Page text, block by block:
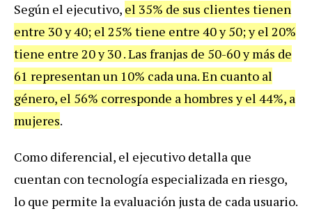
Según el ejecutivo, el 35% de sus clientes tienen
entre 30 y 40; el 25% tiene entre 40 y 50; y el 20%
tiene entre 20 y 30 . Las franjas de 50-60 y más de
61 representan un 10% cada una. En cuanto al
género, el 56% corresponde a hombres y el 44%, a
mujeres.
Como diferencial, el ejecutivo detalla que
cuentan con tecnología especializada en riesgo,
lo que permite la evaluación justa de cada usuario.